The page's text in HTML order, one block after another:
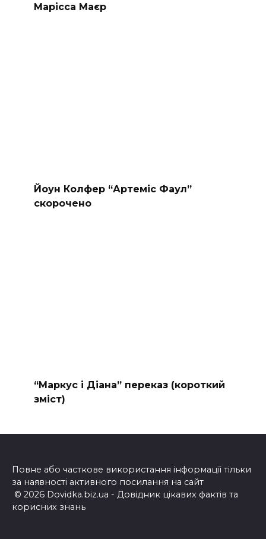
Марісса Маєр
Йоун Колфер “Артеміс Фаул”
скорочено
“Маркус і Діана” переказ (короткий
зміст)
Повне або часткове використання інформації тільки
за наявності активного посилання на сайт
© 2026 Dovidka.biz.ua - Довідник цікавих фактів та
корисних знань